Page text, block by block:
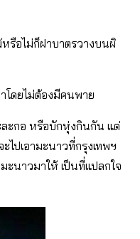
หรือไม่ก็ฝาบาตรวางบนผิ
โดยไม่ต้องมีคนพาย
ละกอ หรือบักหุ่งกินกัน แต่
ปเอามะนาวที่กรุงเทพฯ
ะนาวมาให้ เป็นที่แปลกใจ